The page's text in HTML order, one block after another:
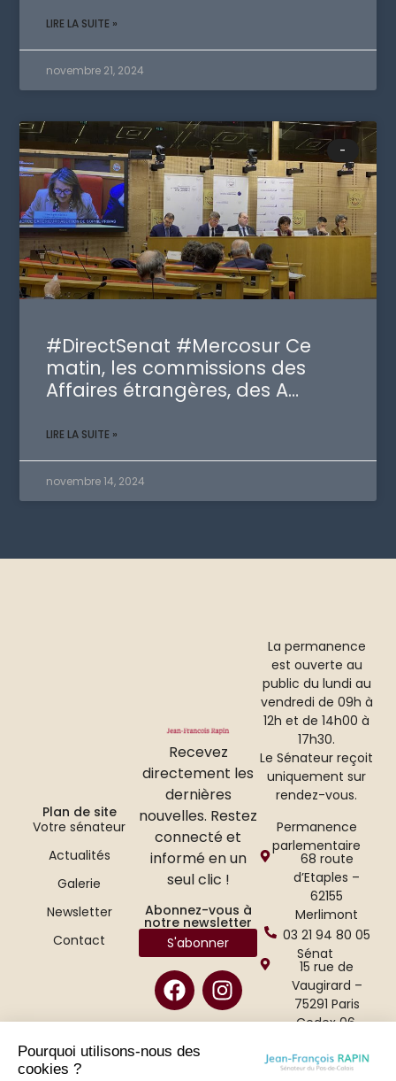
Pourquoi utilisons-nous des
cookies ?
LIRE LA SUITE »
novembre 21, 2024
-
#DirectSenat #Mercosur Ce
matin, les commissions des
Affaires étrangères, des A…
LIRE LA SUITE »
novembre 14, 2024
Recevez
directement les
dernières
nouvelles. Restez
connecté et
informé en un
seul clic !
Abonnez-vous à
notre newsletter
S'abonner
La permanence
est ouverte au
public du lundi au
vendredi de 09h à
12h et de 14h00 à
17h30.
Le Sénateur reçoit
uniquement sur
rendez-vous.
Permanence
parlementaire
68 route
d’Etaples –
62155
Merlimont
03 21 94 80 05
Sénat
15 rue de
Vaugirard –
75291 Paris
Cedex 06.
Plan de site
Votre sénateur
Actualités
Galerie
Newsletter
Contact